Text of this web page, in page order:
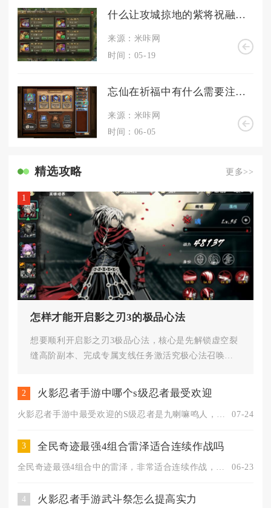
什么让攻城掠地的紫将祝融闻风丧胆
来源：米咔网
时间：05-19
忘仙在祈福中有什么需要注意的事项
来源：米咔网
时间：06-05
精选攻略 更多>>
1
怎样才能开启影之刃3的极品心法
想要顺利开启影之刃3极品心法，核心是先解锁虚空裂
缝高阶副本、完成专属支线任务激活究极心法召唤，
2 火影忍者手游中哪个s级忍者最受欢迎
07-24
3 全民奇迹最强4组合雷泽适合连续作战吗
全民奇迹最强4组合中的雷泽，非常适合连续作战，凭借护盾减伤、... 06-23
4 火影忍者手游武斗祭怎么提高实力